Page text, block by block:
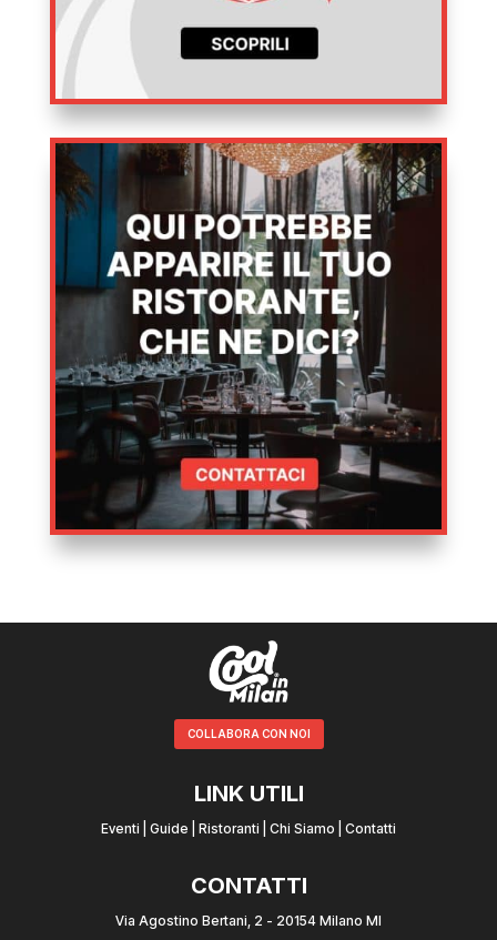
COLLABORA CON NOI
LINK UTILI
Eventi Guide Ristoranti Chi Siamo Contatti
CONTATTI
Via Agostino Bertani, 2 - 20154 Milano MI